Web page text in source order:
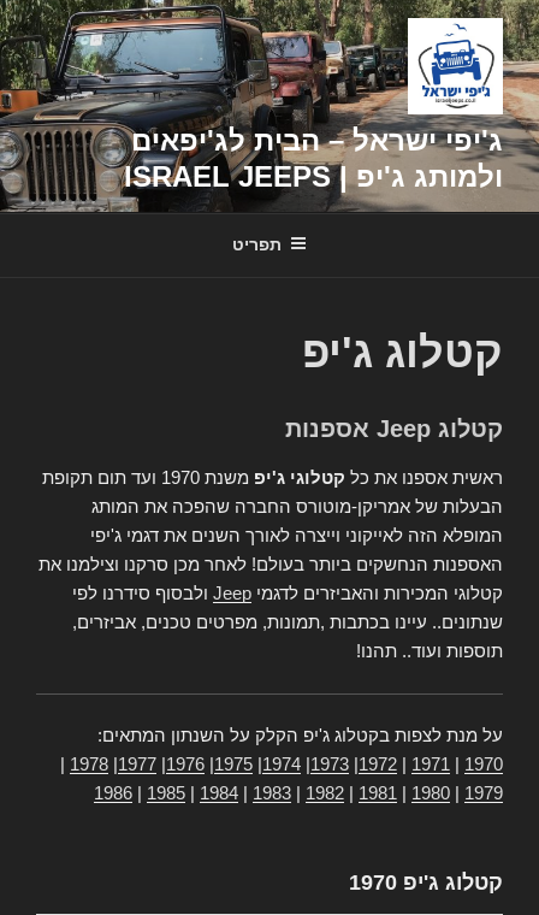
דילוג
לתוכן
ג'יפי ישראל – הבית לג'יפאים
ולמותג ג'יפ | ISRAEL JEEPS
תפריט
קטלוג ג'יפ
קטלוג Jeep אספנות
ראשית אספנו את כל קטלוגי ג'יפ
משנת 1970 ועד תום תקופת
הבעלות של אמריקן-מוטורס החברה שהפכה את המותג
המופלא הזה לאייקוני וייצרה לאורך השנים את דגמי ג'יפי
האספנות הנחשקים ביותר בעולם! לאחר מכן סרקנו וצילמנו את
קטלוגי המכירות והאביזרים לדגמי Jeep ולבסוף סידרנו לפי
שנתונים.. עיינו בכתבות ,תמונות, מפרטים טכנים, אביזרים,
תוספות ועוד.. תהנו!
על מנת לצפות בקטלוג ג'יפ הקלק על השנתון המתאים:
1970
1971
1972
1973
1974
1975
1976
1977
1978
1979
1980
1981
1982
1983
1984
1985
1986
קטלוג ג'יפ 1970